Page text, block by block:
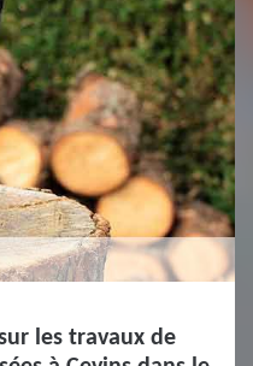
les travaux de